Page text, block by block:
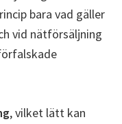
bara vad gäller
vid nätförsäljning
, vilket lätt kan